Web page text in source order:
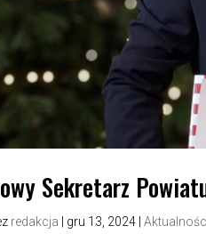
Sekretarz
redakcja gru 13, 2024 |